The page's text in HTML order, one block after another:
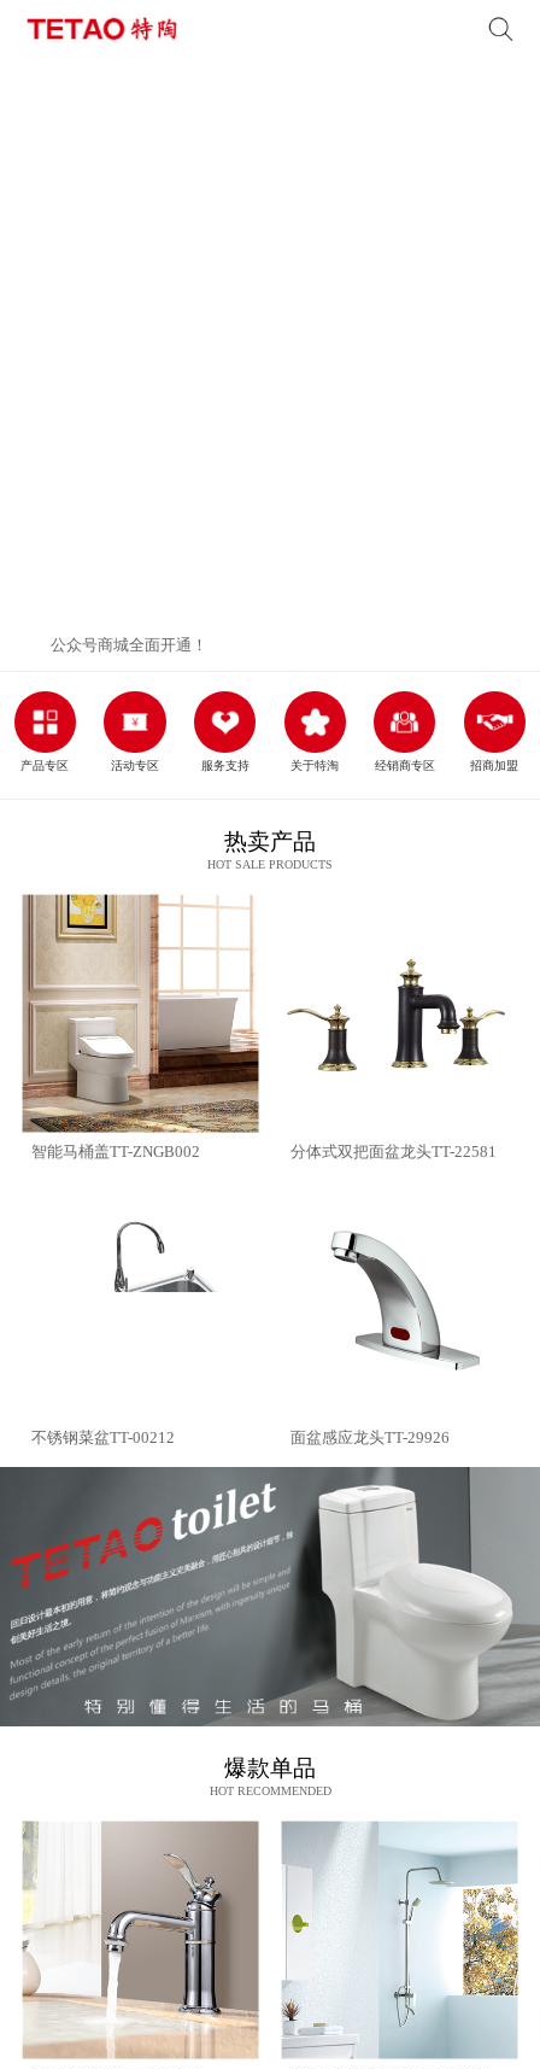
公众号商城全面开通！
产品专区 活动专区 服务支持 关于特淘 经销商专区 招商加盟
热卖产品
HOT SALE PRODUCTS
智能马桶盖TT-ZNGB002 分体式双把面盆龙头TT-22581
不锈钢菜盆TT-00212 面盆感应龙头TT-29926
爆款单品
HOT RECOMMENDED